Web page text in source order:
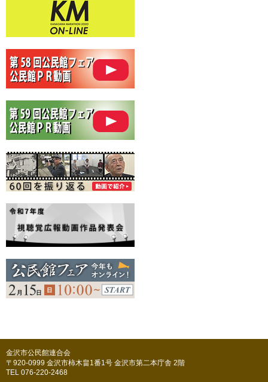
金沢市公民館連合会
〒920-0999 金沢市柿木畠1番1号 金沢市第二本庁舎 2階
TEL 076-220-2468